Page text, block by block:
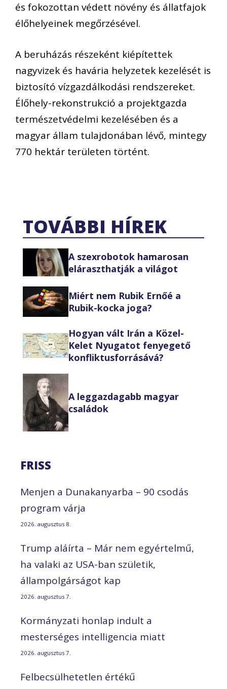
és fokozottan védett növény és állatfajok
élőhelyeinek megőrzésével.
A beruházás részeként kiépítettek
nagyvizek és havária helyzetek kezelését is
biztosító vízgazdálkodási rendszereket.
Élőhely-rekonstrukció a projektgazda
természetvédelmi kezelésében és a
magyar állam tulajdonában lévő, mintegy
770 hektár területen történt.
TOVÁBBI HÍREK
A szexrobotok hamarosan
eláraszthatják a világot
Miért nem Rubik Ernőé a
Rubik-kocka joga?
Hogyan vált Irán a Közel-
Kelet Nyugatot fenyegető
konfliktusforrásává?
A leggazdagabb magyar
családok
FRISS
Menjen a Dunakanyarba – 90 csodás
program várja
2026. augusztus 8.
Trump aláírta – Már nem egyértelmű,
ha valaki az USA-ban születik,
állampolgárságot kap
2026. augusztus 7.
Kormányzati honlap indult a
mesterséges intelligencia miatt
2026. augusztus 7.
Felbecsülhetetlen értékű